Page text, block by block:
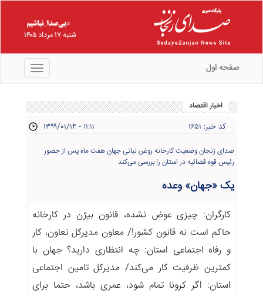
شنبه ۱۷ مرداد ۱۴۰۵
منو صفحه اول
اخبار اقتصاد
کد خبر: ۱۶۵۱ ۱۳۹۹/۰۱/۱۴ - ۱۱:۱۱
صدای زنجان وضعیت کارخانه روغن نباتی جهان هفت ماه پس از حضور
رئیس قوه قضائیه در استان را بررسی می‌کند
یک «جهان» وعده
کارگران: چیزی عوض نشده، قانون بیژن در کارخانه
حاکم است نه قانون کشور!/ معاون مدیرکل تعاون، کار
و رفاه اجتماعی استان: چه انتظاری دارید؟ جهان با
کمترین ظرفیت کار می‌کند/ مدیرکل تامین اجتماعی
استان: اگر کرونا تمام شود، عمری باشد، حتما برای